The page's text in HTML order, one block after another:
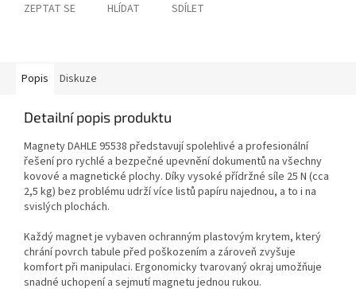
ZEPTAT SE HLÍDAT SDÍLET
Popis Diskuze
Detailní popis produktu
Magnety DAHLE 95538 představují spolehlivé a profesionální
řešení pro rychlé a bezpečné upevnění dokumentů na všechny
kovové a magnetické plochy. Díky vysoké přídržné síle 25 N (cca
2,5 kg) bez problému udrží více listů papíru najednou, a to i na
svislých plochách.
Každý magnet je vybaven ochranným plastovým krytem, který
chrání povrch tabule před poškozením a zároveň zvyšuje
komfort při manipulaci. Ergonomicky tvarovaný okraj umožňuje
snadné uchopení a sejmutí magnetu jednou rukou.